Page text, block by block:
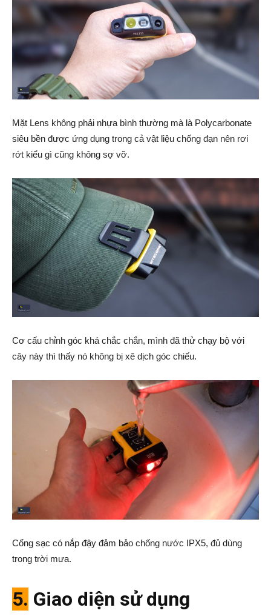
Mặt Lens không phải nhựa bình thường mà là Polycarbonate
siêu bền được ứng dụng trong cả vật liệu chống đạn nên rơi
rớt kiểu gì cũng không sợ vỡ.
Cơ cấu chỉnh góc khá chắc chắn, mình đã thử chạy bộ với
cây này thì thấy nó không bị xê dịch góc chiếu.
Cổng sạc có nắp đậy đảm bảo chống nước IPX5, đủ dùng
trong trời mưa.
5. Giao diện sử dụng